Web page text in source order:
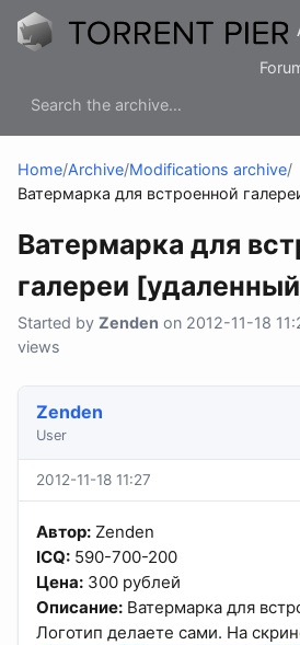
Home/Archive/Modifications archive/
Ватермарка для встроенной
Ватермарка для
галереи
Started by Zenden on 2012-11-18
views
Zenden
User
2012-11-18 11:27
Автор: Zenden
ICQ: 590-700-200
Цена: 300 рублей
Описание: Ватермарка для
Логотип делаете сами. На